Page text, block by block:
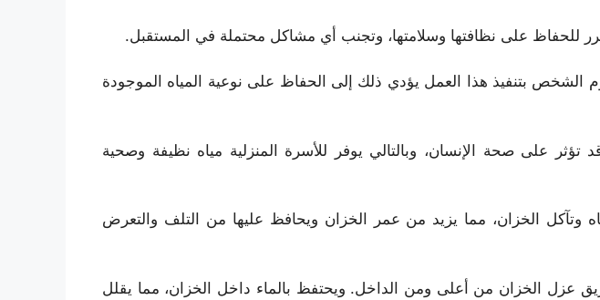
للحفاظ على نظافتها وسلامتها، وتجنب أي مشاكل محتملة في المستقبل.
الشخص بتنفيذ هذا العمل يؤدي ذلك إلى الحفاظ على نوعية المياه الموجودة
على صحة الإنسان، وبالتالي يوفر للأسرة المنزلية مياه نظيفة وصحية
الخزان، مما يزيد من عمر الخزان ويحافظ عليها من التلف والتعرض
عزل الخزان من أعلى ومن الداخل. ويحتفظ بالماء داخل الخزان، مما يقلل